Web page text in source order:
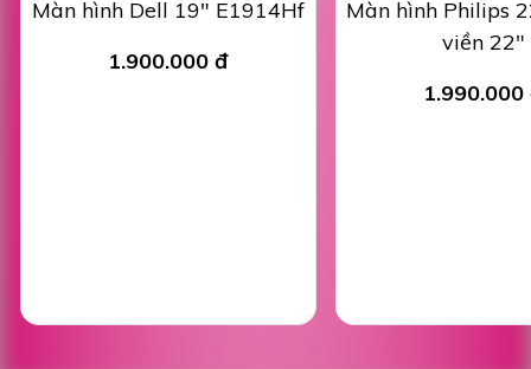
Màn hình Dell 19" E1914Hf
1.900.000 đ
Màn hình Philips
viền 22"
1.990.000